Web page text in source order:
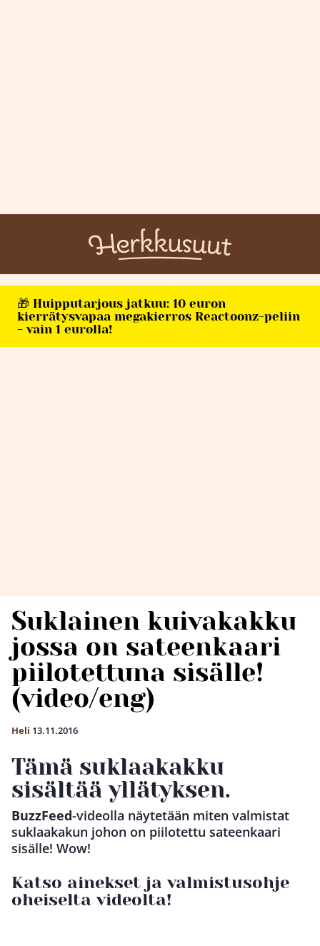
🎁 Huipputarjous jatkuu: 10 euron
kierrätysvapaa megakierros Reactoonz-peliin
- vain 1 eurolla!
Suklainen kuivakakku
jossa on sateenkaari
piilotettuna sisälle!
(video/eng)
Heli 13.11.2016
Tämä suklaakakku
sisältää yllätyksen.
BuzzFeed-videolla näytetään miten valmistat
suklaakakun johon on piilotettu sateenkaari
sisälle! Wow!
Katso ainekset ja valmistusohje
oheiselta videolta!